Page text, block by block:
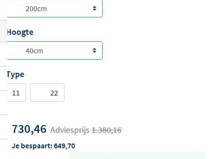
Hoogte
Type
11 22
730,46 Adviesprijs 1.380,16
Je bespaart:649,70